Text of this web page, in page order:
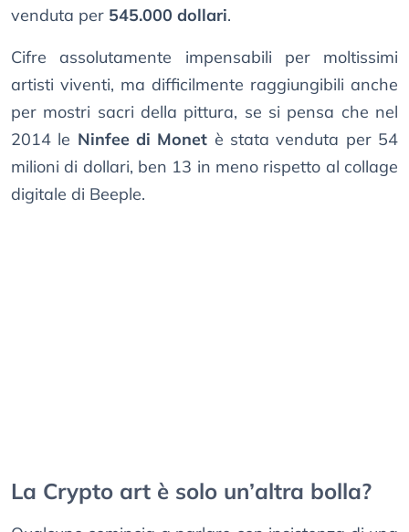
venduta per 545.000 dollari.
Cifre assolutamente impensabili per moltissimi
artisti viventi, ma difficilmente raggiungibili anche
per mostri sacri della pittura, se si pensa che nel
2014 le Ninfee di Monet è stata venduta per 54
milioni di dollari, ben 13 in meno rispetto al collage
digitale di Beeple.
La Crypto art è solo un’altra bolla?